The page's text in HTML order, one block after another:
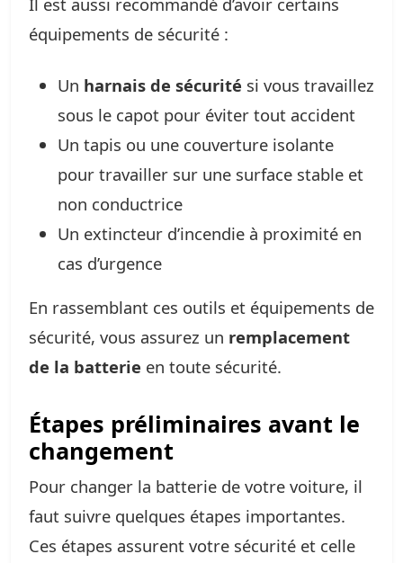
équipements de sécurité :
Un harnais de sécurité si vous travaillez
sous le capot pour éviter tout accident
Un tapis ou une couverture isolante
pour travailler sur une surface stable et
non conductrice
Un extincteur d’incendie à proximité en
cas d’urgence
En rassemblant ces outils et équipements de
sécurité, vous assurez un remplacement
de la batterie en toute sécurité.
Étapes préliminaires avant le
changement
Pour changer la batterie de votre voiture, il
faut suivre quelques étapes importantes.
Ces étapes assurent votre sécurité et celle